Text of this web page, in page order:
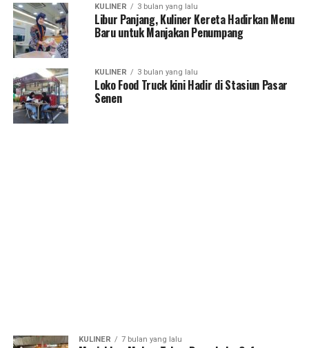
KULINER 3 bulan yang lalu
Libur Panjang, Kuliner Kereta Hadirkan Menu
Baru untuk Manjakan Penumpang
KULINER 3 bulan yang lalu
Loko Food Truck kini Hadir di Stasiun Pasar
Senen
KULINER 7 bulan yang lalu